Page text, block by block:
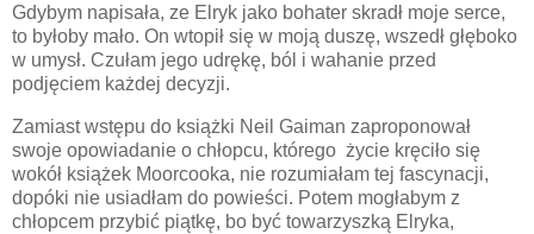
Gdybym napisała, ze Elryk jako bohater skradł moje serce,
to byłoby mało. On wtopił się w moją duszę, wszedł głęboko
w umysł. Czułam jego udrękę, ból i wahanie przed
podjęciem każdej decyzji.
Zamiast wstępu do książki Neil Gaiman zaproponował
swoje opowiadanie o chłopcu, którego życie kręciło się
wokół książek Moorcooka, nie rozumiałam tej fascynacji,
dopóki nie usiadłam do powieści. Potem mogłabym z
chłopcem przybić piątkę, bo być towarzyszką Elryka,